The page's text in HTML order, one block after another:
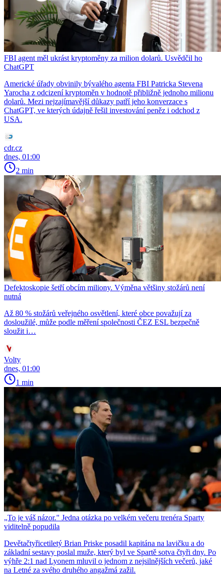
FBI agent měl ukrást kryptoměny za milion dolarů. Usvědčil ho
ChatGPT
Americké úřady obvinily bývalého agenta FBI Patricka Stevena
Yarocha z odcizení kryptoměn v hodnotě přibližně jednoho milionu
dolarů. Mezi nejzajímavější důkazy patří jeho konverzace s
ChatGPT, ve kterých údajně řešil investování peněz i odchod z
USA.
cdr.cz
dnes, 01:00
2 min
Defektoskopie šetří obcím miliony. Výměna většiny stožárů není
nutná
Až 80 % stožárů veřejného osvětlení, které obce považují za
dosloužilé, může podle měření společnosti ČEZ ESL bezpečně
sloužit i…
Volty
dnes, 01:00
1 min
„To je váš názor." Jedna otázka po velkém večeru trenéra Sparty
viditelně popudila
Devětačtyřicetiletý Brian Priske posadil kapitána na lavičku a do
základní sestavy poslal muže, který byl ve Spartě sotva čtyři dny. Po
výhře 2:1 nad Lyonem mluvil o jednom z nejsilnějších večerů, jaké
na Letné za svého druhého angažmá zažil.